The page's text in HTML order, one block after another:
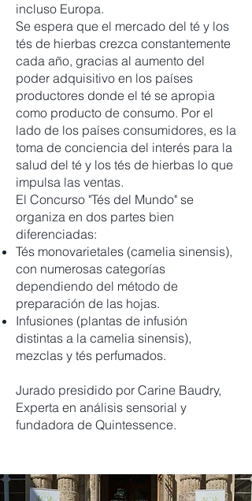
incluso Europa.
Se espera que el mercado del té y los
tés de hierbas crezca constantemente
cada año, gracias al aumento del
poder adquisitivo en los países
productores donde el té se apropia
como producto de consumo. Por el
lado de los países consumidores, es la
toma de conciencia del interés para la
salud del té y los tés de hierbas lo que
impulsa las ventas.
El Concurso "Tés del Mundo" se
organiza en dos partes bien
diferenciadas:
Tés monovarietales (camelia sinensis),
con numerosas categorías
dependiendo del método de
preparación de las hojas.
Infusiones (plantas de infusión
distintas a la camelia sinensis),
mezclas y tés perfumados.
Jurado presidido por Carine Baudry,
Experta en análisis sensorial y
fundadora de Quintessence.